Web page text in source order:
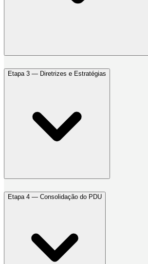
Etapa 3 — Diretrizes e Estratégias
Etapa 4 — Consolidação do PDU